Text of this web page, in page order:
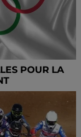
POUR LA